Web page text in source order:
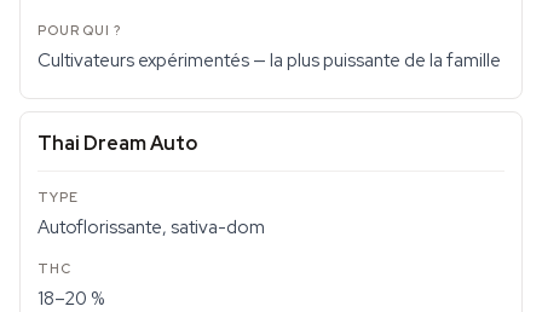
Cultivateurs expérimentés — la plus puissante de la famille
Thai Dream Auto
Autoflorissante, sativa-dom
18–20 %